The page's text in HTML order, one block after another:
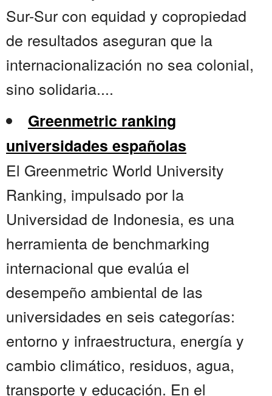
Sur-Sur con equidad y copropiedad
de resultados aseguran que la
internacionalización no sea colonial,
sino solidaria....
Greenmetric ranking
universidades españolas
El Greenmetric World University
Ranking, impulsado por la
Universidad de Indonesia, es una
herramienta de benchmarking
internacional que evalúa el
desempeño ambiental de las
universidades en seis categorías:
entorno y infraestructura, energía y
cambio climático, residuos, agua,
transporte y educación. En el